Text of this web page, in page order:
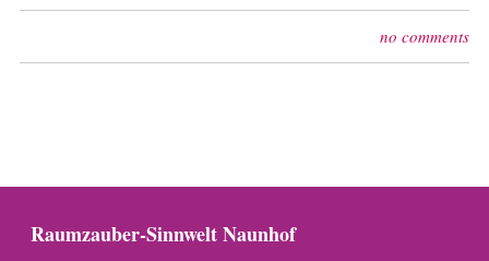
no comments
Raumzauber-Sinnwelt Naunhof